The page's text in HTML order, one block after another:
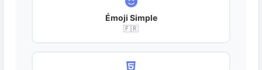
Émoji Simple
🇫🇷